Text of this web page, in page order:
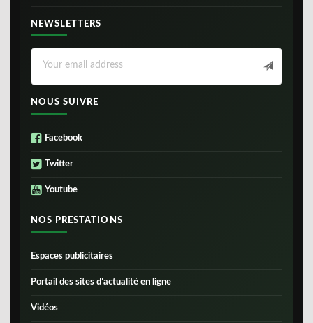
NEWSLETTERS
NOUS SUIVRE
Facebook
Twitter
Youtube
NOS PRESTATIONS
Espaces publicitaires
Portail des sites d’actualité en ligne
Vidéos